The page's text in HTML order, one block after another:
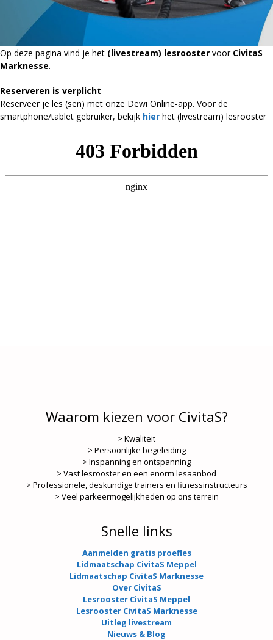
Op deze pagina vind je het (livestream) lesrooster voor CivitaS
Marknesse.
Reserveren is verplicht
Reserveer je les (sen) met onze Dewi Online-app. Voor de
smartphone/tablet gebruiker, bekijk hier het (livestream) lesrooster
Waarom kiezen voor CivitaS?
> Kwaliteit
> Persoonlijke begeleiding
> Inspanning en ontspanning
> Vast lesrooster en een enorm lesaanbod
> Professionele, deskundige trainers en fitnessinstructeurs
> Veel parkeermogelijkheden op ons terrein
Snelle links
Aanmelden gratis proefles
Lidmaatschap CivitaS Meppel
Lidmaatschap CivitaS Marknesse
Over CivitaS
Lesrooster CivitaS Meppel
Lesrooster CivitaS Marknesse
Uitleg livestream
Nieuws & Blog